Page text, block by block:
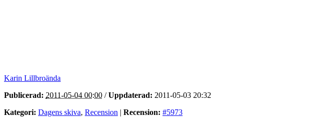
Karin Lillbroända
Publicerad: 2011-05-04 00:00 /Uppdaterad: 2011-05-03 20:32
Kategori: Dagens skiva, Recension | Recension: #5973